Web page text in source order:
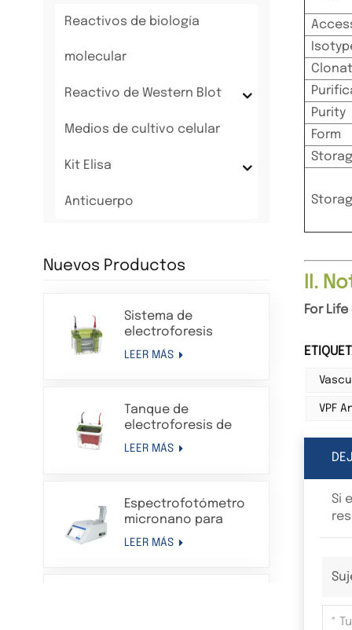
Reactivos de biología
molecular
Reactivo de Western Blot
Medios de cultivo celular
Kit Elisa
Anticuerpo
Nuevos Productos
Sistema de
electroforesis
Western Blot en gel
de proteínas con
vertical
LEER MÁS
Tanque de
electroforesis de
transferencia
Sistema de aparato
compatible con Bio-
Rad
LEER MÁS
Espectrofotómetro
micronano para
análisis de
laboratorio UV-VIS de
LEER MÁS
Purity
Form
II.
For
VPF
Si